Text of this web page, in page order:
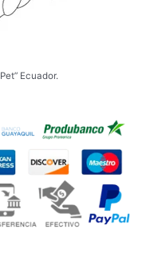
Ecuador.